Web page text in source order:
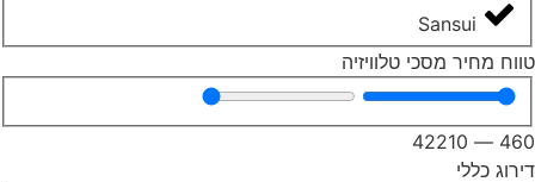
Sansui
מחיר מסכי טלוויזיה
—
42210
כללי